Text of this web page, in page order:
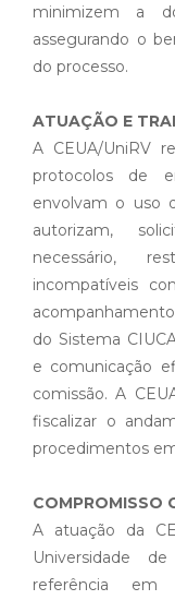
minimizem a
assegurando o
do processo.
ATUAÇÃO E
A CEUA/UniRV
protocolos de
envolvam o uso
autorizam,
necessário,
incompatíveis
do Sistema
e comunicação
comissão. A
fiscalizar o
procedimentos
COMPROMISSO
A atuação da
Universidade
referência em